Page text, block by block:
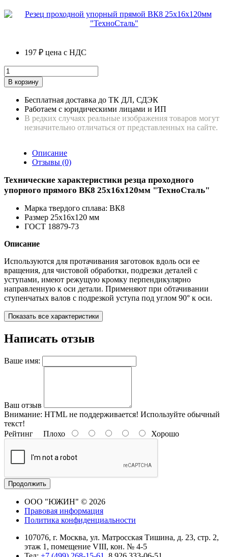
197 ₽ цена с НДС
В корзину
Бесплатная доставка до ТК ДЛ, СДЭК
Работаем с юридическими лицами и ИП
В редких случаях реальные изображения товаров могут
незначительно отличаться от представленных на сайте.
Описание
Отзывы (0)
Технические характеристики резца проходного
упорного прямого ВК8 25х16х120мм "ТехноСталь"
Марка твердого сплава: ВК8
Размер 25х16х120 мм
ГОСТ 18879-73
Описание
Используются для протачивания заготовок вдоль оси ее
вращения, для чистовой обработки, подрезки деталей с
уступами, имеют режущую кромку перпендикулярно
направленную к оси детали. Применяют при обтачивании
ступенчатых валов с подрезкой уступа под углом 90° к оси.
Показать все характеристики
Написать отзыв
Ваше имя:
Ваш отзыв
Внимание: HTML не поддерживается! Используйте обычный
текст!
Рейтинг Плохо Хорошо
Продолжить
ООО "ЮЖИН" © 2026
Правовая информация
Политика конфиденциальности
107076, г. Москва, ул. Матросская Тишина, д. 23, стр. 2,
этаж 1, помещение VIII, кон. № 4-5